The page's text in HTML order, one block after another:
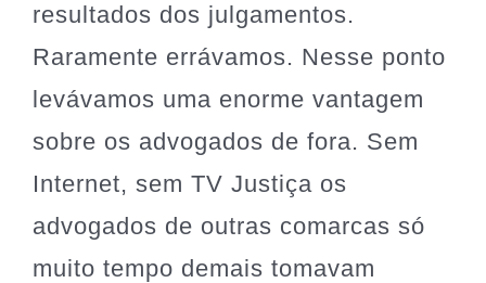
resultados dos julgamentos.
Raramente errávamos. Nesse ponto
levávamos uma enorme vantagem
sobre os advogados de fora. Sem
Internet, sem TV Justiça os
advogados de outras comarcas só
muito tempo demais tomavam